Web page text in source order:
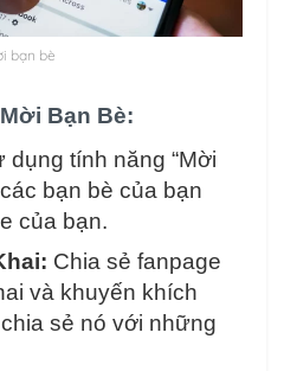
bạn bè
Bạn Bè:
dụng tính năng “Mời
bạn bè của bạn
của bạn.
Chia sẻ fanpage
và khuyến khích
sẻ nó với những